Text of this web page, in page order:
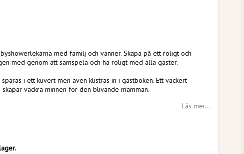
med familj och vänner. Skapa på ett roligt och
med genom att samspela och ha roligt med alla gäster.
i ett kuvert men även klistras in i gästboken. Ett vackert
vackra minnen för den blivande mamman.
Läs mer...